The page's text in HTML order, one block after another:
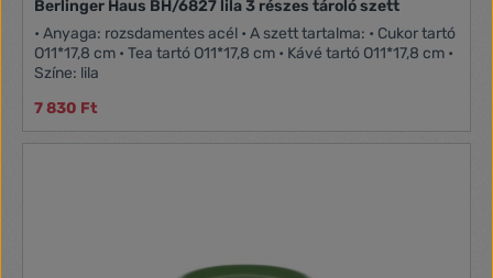
Berlinger Haus BH/6827 lila 3 részes tároló szett
• Anyaga: rozsdamentes acél • A szett tartalma: • Cukor tartó
O11*17,8 cm • Tea tartó O11*17,8 cm • Kávé tartó O11*17,8 cm •
Színe: lila
7 830 Ft